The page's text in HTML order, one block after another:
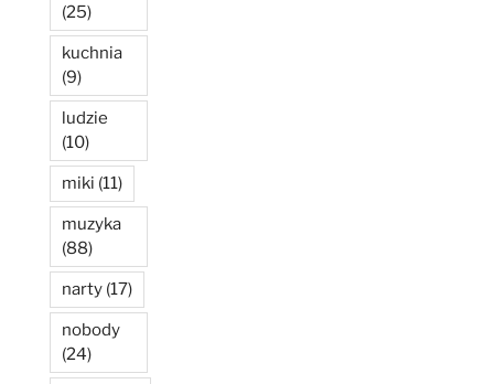
(25)
kuchnia
(9)
ludzie
(10)
miki (11)
muzyka
(88)
narty (17)
nobody
(24)